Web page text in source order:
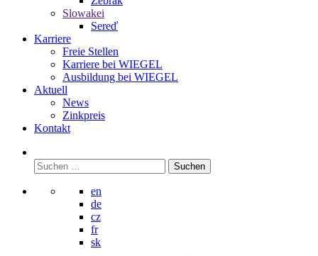
Slowakei
Sereď
Karriere
Freie Stellen
Karriere bei WIEGEL
Ausbildung bei WIEGEL
Aktuell
News
Zinkpreis
Kontakt
Suchen
nach:
en
de
cz
fr
sk